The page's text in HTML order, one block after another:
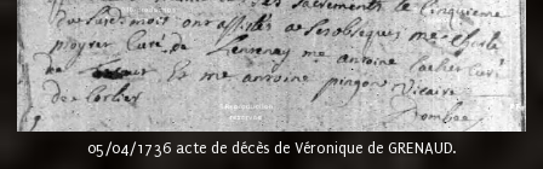
05/04/1736 acte de décès de Véronique de GRENAUD.